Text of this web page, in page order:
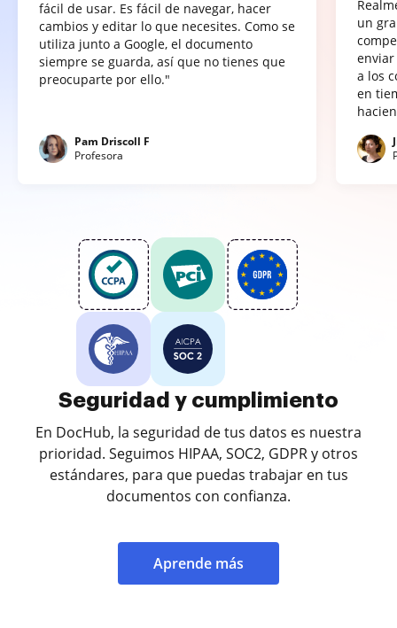
fácil de usar. Es fácil de navegar, hacer
cambios y editar lo que necesites. Como se
utiliza junto a Google, el documento
siempre se guarda, así que no tienes que
preocuparte por ello."
Pam Driscoll F
Profesora
un
a los
en
Seguridad y cumplimiento
En DocHub, la seguridad de tus datos es nuestra
prioridad. Seguimos HIPAA, SOC2, GDPR y otros
estándares, para que puedas trabajar en tus
documentos con confianza.
Aprende más